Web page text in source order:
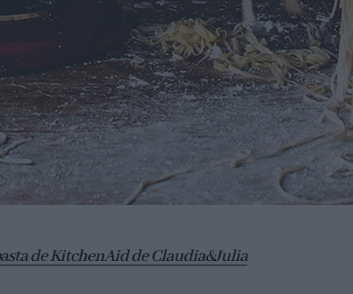
de KitchenAid de Claudia&Julia